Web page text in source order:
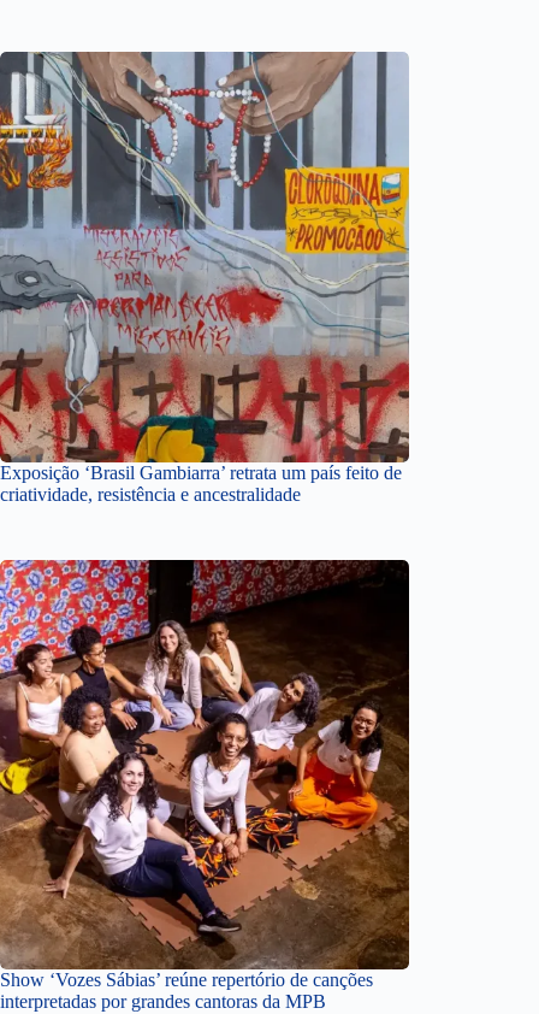
Exposição ‘Brasil Gambiarra’ retrata um país feito de
criatividade, resistência e ancestralidade
Show ‘Vozes Sábias’ reúne repertório de canções
interpretadas por grandes cantoras da MPB